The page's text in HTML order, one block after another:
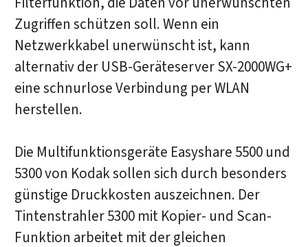
Zugriffen schützen soll. Wenn ein
Netzwerkkabel unerwünscht ist, kann
alternativ der USB-Geräteserver SX-2000WG+
eine schnurlose Verbindung per WLAN
herstellen.
Die Multifunktionsgeräte Easyshare 5500 und
5300 von Kodak sollen sich durch besonders
günstige Druckkosten auszeichnen. Der
Tintenstrahler 5300 mit Kopier- und Scan-
Funktion arbeitet mit der gleichen